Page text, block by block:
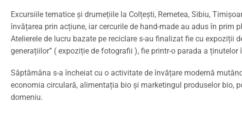
Excursiile tematice și drumețiile la Colțești, Remetea, Sibiu,
învățarea prin acțiune, iar cercurile de hand-made au adus în prim
Atelierele de lucru bazate pe reciclare s-au finalizat fie cu expoziții
generațiilor” ( expoziție de fotografii ), fie printr-o parada a
Săptămâna s-a încheiat cu o activitate de învățare modernă
economia circulară, alimentația bio și marketingul produselor bio,
domeniu.